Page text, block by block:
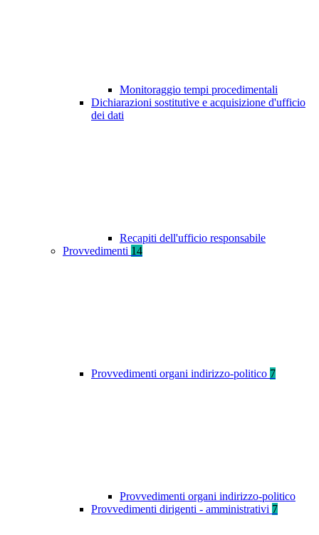
Monitoraggio tempi procedimentali
Dichiarazioni sostitutive e acquisizione d'ufficio
dei dati
Recapiti dell'ufficio responsabile
Provvedimenti 14
Provvedimenti organi indirizzo-politico 7
Provvedimenti organi indirizzo-politico
Provvedimenti dirigenti - amministrativi 7